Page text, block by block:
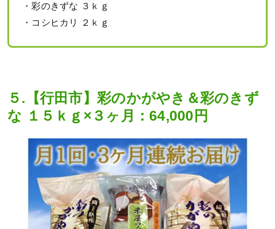
・彩のきずな ３ｋｇ
・コシヒカリ ２ｋｇ
５.【行田市】彩のかがやき＆彩のきず
な １５ｋｇ×３ヶ月：64,000円